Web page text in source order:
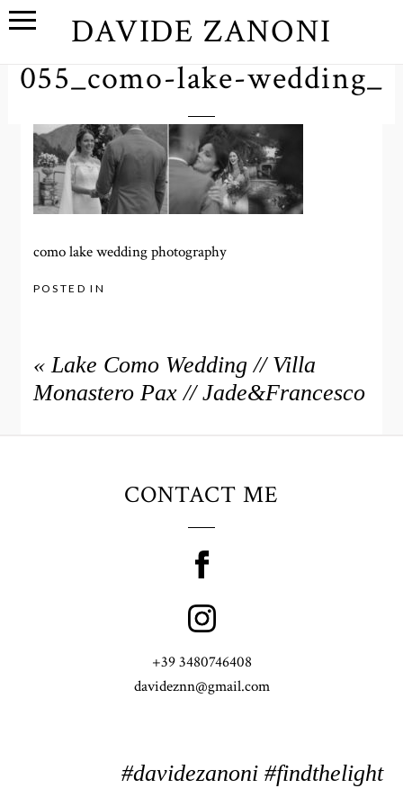
DAVIDE ZANONI
055_como-lake-wedding_
como lake wedding photography
POSTED IN
« Lake Como Wedding // Villa
Monastero Pax // Jade&Francesco
CONTACT ME
+39 3480746408
davideznn@gmail.com
#davidezanoni #findthelight